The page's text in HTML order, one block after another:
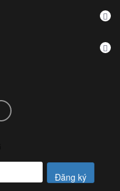
Đăng ký